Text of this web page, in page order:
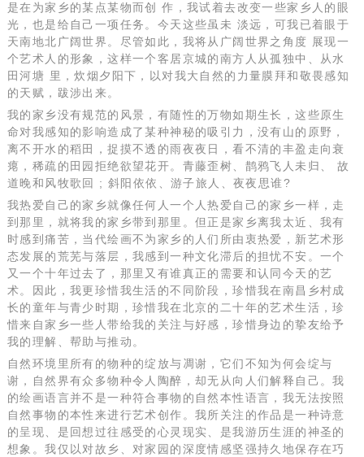
是在为家乡的某点某物而创 作，我试着去改变一些家乡人的眼
光，也是给自己一项任务。今天这些虽未 淡远，可我已着眼于
天南地北广阔世界。尽管如此，我将从广阔世界之角度 展现一
个艺术人的形象，这样一个客居京城的南方人从孤独中、从水
田河塘 里，炊烟夕阳下，以对我大自然的力量膜拜和敬畏感知
的天赋，跋涉出来。
我的家乡没有规范的风景，有随性的万物如期生长，这些原生
命对我感知的影响造成了某种神秘的吸引力，没有山的原野，
离不开水的稻田，捉摸不透的雨夜夜日，看不清的丰盈走向衰
瘪，稀疏的田园拒绝欲望花开。青藤歪树、鹊鸦飞人未归、 故
道晚和风牧歌回 ; 斜阳依依、游子旅人、夜夜思谁?
我热爱自己的家乡就像任何人一个人热爱自己的家乡一样，走
到那里，就将我的家乡带到那里。但正是家乡离我太近、我有
时感到痛苦，当代绘画不为家乡的人们所由衷热爱，新艺术形
态发展的荒芜与落层，我感到一种文化滞后的担忧不安。一个
又一个十年过去了，那里又有谁真正的需要和认同今天的艺
术。因此，我更珍惜我生活的不同阶段，珍惜我在南昌乡村成
长的童年与青少时期，珍惜我在北京的二十年的艺术生活，珍
惜来自家乡一些人带给我的关注与好感，珍惜身边的挚友给予
我的理解、帮助与推动。
自然环境里所有的物种的绽放与凋谢，它们不知为何会绽与
谢，自然界有众多物种令人陶醉，却无从向人们解释自己。我
的绘画语言并不是一种符合事物的自然本性语言，我无法按照
自然事物的本性来进行艺术创作。我所关注的作品是一种诗意
的呈现、是回想过往感受的心灵现实、是我游历生涯的神圣的
想象。我仅以对故乡、对家园的深度情感坚强持久地保存在巧